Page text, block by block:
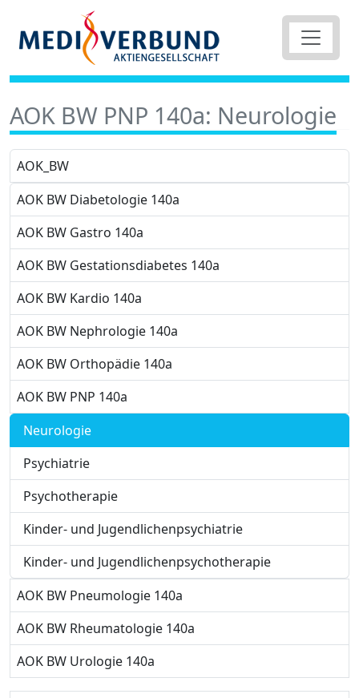
AOK BW PNP 140a: Neurologie
AOK_BW
AOK BW Diabetologie 140a
AOK BW Gastro 140a
AOK BW Gestationsdiabetes 140a
AOK BW Kardio 140a
AOK BW Nephrologie 140a
AOK BW Orthopädie 140a
AOK BW PNP 140a
Neurologie
Psychiatrie
Psychotherapie
Kinder- und Jugendlichenpsychiatrie
Kinder- und Jugendlichenpsychotherapie
AOK BW Pneumologie 140a
AOK BW Rheumatologie 140a
AOK BW Urologie 140a